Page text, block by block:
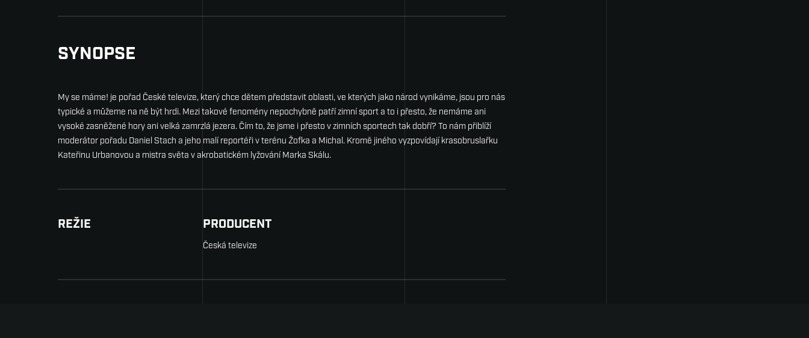
SYNOPSE
My se máme! je pořad České televize, který chce dětem představit oblasti, ve kterých jako národ vynikáme, jsou pro nás
typické a můžeme na ně být hrdi. Mezi takové fenomény nepochybně patří zimní sport a to i přesto, že nemáme ani
vysoké zasněžené hory ani velká zamrzlá jezera. Čím to, že jsme i přesto v zimních sportech tak dobří? To nám přiblíží
moderátor pořadu Daniel Stach a jeho malí reportéři v terénu Žofka a Michal. Kromě jiného vyzpovídají krasobruslařku
Kateřinu Urbanovou a mistra světa v akrobatickém lyžování Marka Skálu.
REŽIE PRODUCENT
Česká televize